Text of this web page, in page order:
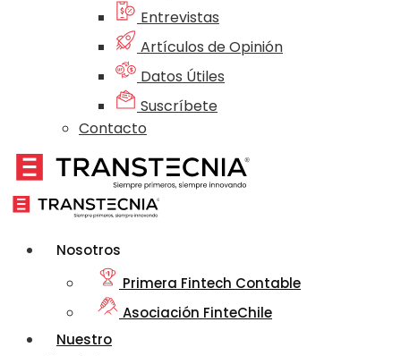
Entrevistas
Artículos de Opinión
Datos Útiles
Suscríbete
Contacto
Nosotros
Primera Fintech Contable
Asociación FinteChile
Nuestro